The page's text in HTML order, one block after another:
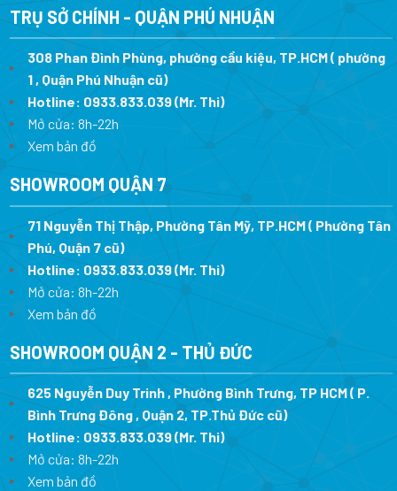
TRỤ SỞ CHÍNH - QUẬN PHÚ NHUẬN
308 Phan Đình Phùng, phường cầu kiệu, TP.HCM ( phường
1 , Quận Phú Nhuận cũ)
Hotline: 0933.833.039(Mr. Thi)
Mở cửa: 8h-22h
Xem bản đồ
SHOWROOM QUẬN 7
71 Nguyễn Thị Thập, Phường Tân Mỹ, TP.HCM ( Phường Tân
Phú, Quận 7 cũ)
Hotline: 0933.833.039(Mr. Thi)
Mở cửa: 8h-22h
Xem bản đồ
SHOWROOM QUẬN 2 - THỦ ĐỨC
625 Nguyễn Duy Trinh , Phường Bình Trưng, TP HCM ( P.
Bình Trưng Đông , Quận 2, TP.Thủ Đức cũ)
Hotline: 0933.833.039(Mr. Thi)
Mở cửa: 8h-22h
Xem bản đồ